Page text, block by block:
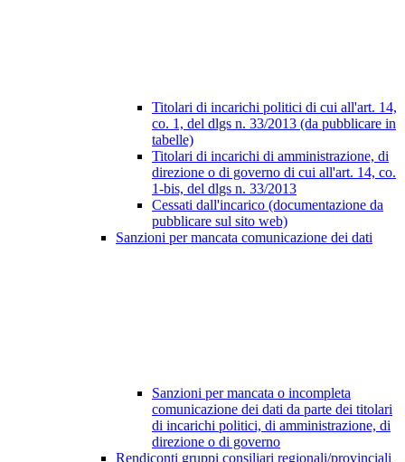
Titolari di incarichi politici di cui all'art. 14,
co. 1, del dlgs n. 33/2013 (da pubblicare in
tabelle)
Titolari di incarichi di amministrazione, di
direzione o di governo di cui all'art. 14, co.
1-bis, del dlgs n. 33/2013
Cessati dall'incarico (documentazione da
pubblicare sul sito web)
Sanzioni per mancata comunicazione dei dati
Sanzioni per mancata o incompleta
comunicazione dei dati da parte dei titolari
di incarichi politici, di amministrazione, di
direzione o di governo
Rendiconti gruppi consiliari regionali/provinciali